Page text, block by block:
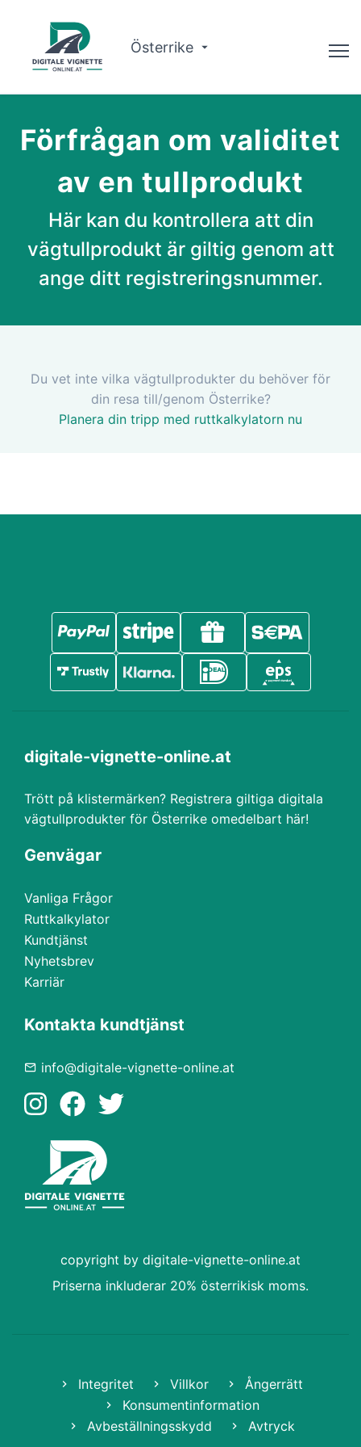
Österrike
Ruttplanerare
Kontrollera giltigheten
Om oss
Svenska
Förfrågan om validitet
av en tullprodukt
Här kan du kontrollera att din
vägtullprodukt är giltig genom att
ange ditt registreringsnummer.
Du vet inte vilka vägtullprodukter du behöver för
din resa till/genom Österrike?
Planera din tripp med ruttkalkylatorn nu
digitale-vignette-online.at
Trött på klistermärken? Registrera giltiga digitala
vägtullprodukter för Österrike omedelbart här!
Genvägar
Vanliga Frågor
Ruttkalkylator
Kundtjänst
Nyhetsbrev
Karriär
Kontakta kundtjänst
info@digitale-vignette-online.at
copyright by digitale-vignette-online.at
Priserna inkluderar 20% österrikisk moms.
Integritet Villkor
Ångerrätt
Konsumentinformation
Avbeställningsskydd
Avtryck